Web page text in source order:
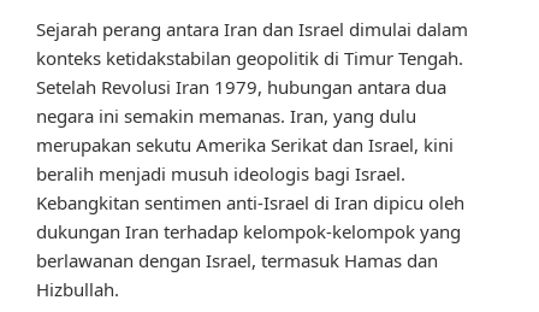
Sejarah perang antara Iran dan Israel dimulai dalam
konteks ketidakstabilan geopolitik di Timur Tengah.
Setelah Revolusi Iran 1979, hubungan antara dua
negara ini semakin memanas. Iran, yang dulu
merupakan sekutu Amerika Serikat dan Israel, kini
beralih menjadi musuh ideologis bagi Israel.
Kebangkitan sentimen anti-Israel di Iran dipicu oleh
dukungan Iran terhadap kelompok-kelompok yang
berlawanan dengan Israel, termasuk Hamas dan
Hizbullah.